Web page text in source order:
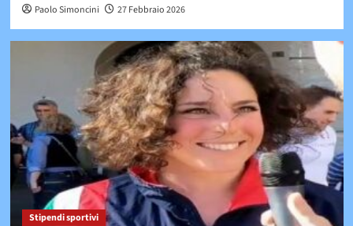
Paolo Simoncini 27 Febbraio 2026
Stipendi sportivi